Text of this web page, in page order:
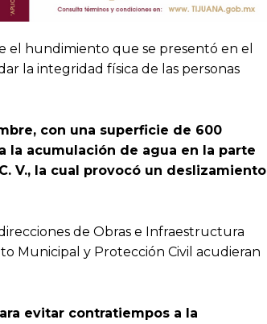
hundimiento que se presentó en el
la integridad física de las personas
con una superficie de 600
la acumulación de agua en la parte
V., la cual provocó un deslizamiento
de Obras e Infraestructura
Municipal y Protección Civil acudieran
evitar contratiempos a la